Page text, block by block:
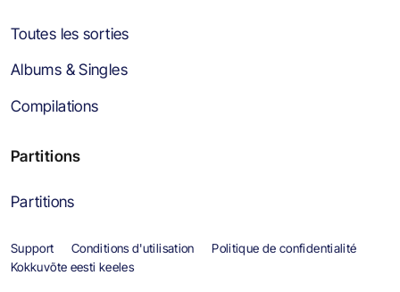
Toutes les sorties
Albums & Singles
Compilations
Partitions
Partitions
Support Conditions d'utilisation
Politique de confidentialité
Kokkuvõte eesti keeles